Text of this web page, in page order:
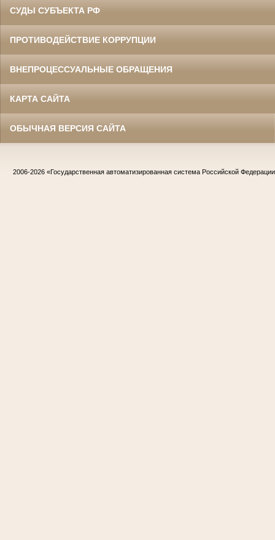
СУДЫ СУБЪЕКТА РФ
ПРОТИВОДЕЙСТВИЕ КОРРУПЦИИ
ВНЕПРОЦЕССУАЛЬНЫЕ ОБРАЩЕНИЯ
КАРТА САЙТА
ОБЫЧНАЯ ВЕРСИЯ САЙТА
2006-2026 «Государственная автоматизированная система Российской